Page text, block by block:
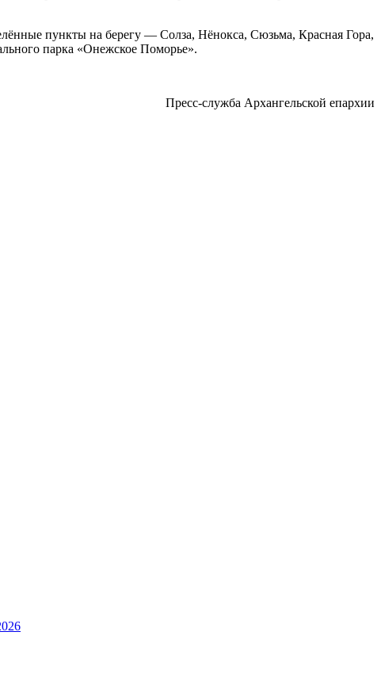
пункты на берегу — Солза, Нёнокса, Сюзьма, Красная Гора,
парка «Онежское Поморье».
Пресс-служба Архангельской епархии